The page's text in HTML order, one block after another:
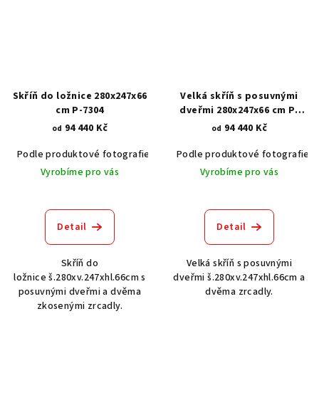
Skříň do ložnice 280x247x66
cm P-7304
od 94 440 Kč
Podle produktové fotografie
Akát vintage BT1551
Dub světlý
Vyrobíme pro vás
Detail
Skříň do
ložnice š.280xv.247xhl.66cm s
posuvnými dveřmi a dvěma
zkosenými zrcadly.
Velká skříň s posuvnými
dveřmi 280x247x66 cm P-
7298
od 94 440 Kč
Podle produktové fotografie
Vyrobíme pro vás
Detail
Velká skříň s posuvnými
dveřmi š.280xv.247xhl.66cm a
dvěma zrcadly.